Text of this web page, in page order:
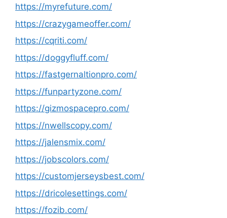
https://myrefuture.com/
https://crazygameoffer.com/
https://cqriti.com/
https://doggyfluff.com/
https://fastgernaltionpro.com/
https://funpartyzone.com/
https://gizmospacepro.com/
https://nwellscopy.com/
https://jalensmix.com/
https://jobscolors.com/
https://customjerseysbest.com/
https://dricolesettings.com/
https://fozib.com/